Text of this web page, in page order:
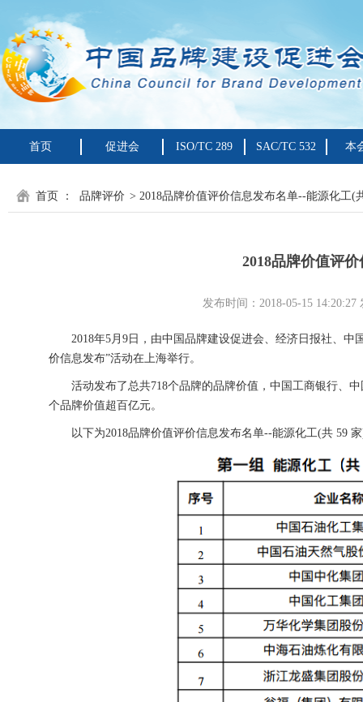
首页 促进会 ISO/TC 289 SAC/TC 532 本
首页 ： 品牌评价 > 2018品牌价值评价信息发布名单--能源化工(
2018品牌价值评
发布时间：2018-05-15
2018年5月9日，由中国品牌建设促进会、经济日报社、中
价信息发布”活动在上海举行。
活动发布了总共718个品牌的品牌价值，中国工商银行、中
个品牌价值超百亿元。
以下为2018品牌价值评价信息发布名单--能源化工(共 59